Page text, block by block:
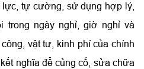
tự cường, sử dụng hợp lý,
trong ngày nghỉ, giờ nghỉ và
vật tư, kinh phí của chính
nghĩa để củng cố, sửa chữa